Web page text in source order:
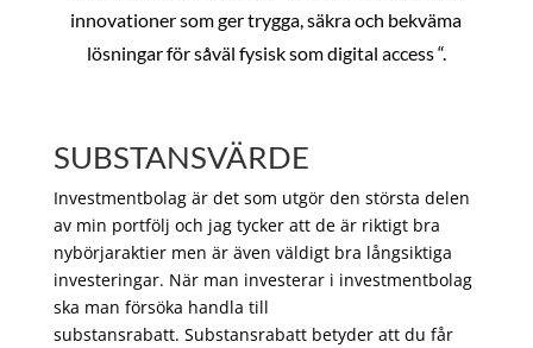
innovationer som ger trygga, säkra och bekväma
lösningar för såväl fysisk som digital access “.
SUBSTANSVÄRDE
Investmentbolag är det som utgör den största delen
av min portfölj och jag tycker att de är riktigt bra
nybörjaraktier men är även väldigt bra långsiktiga
investeringar. När man investerar i investmentbolag
ska man försöka handla till
substansrabatt. Substansrabatt betyder att du får